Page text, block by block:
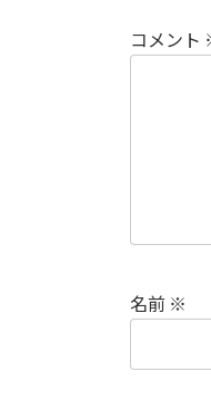
コメント
名前 ※